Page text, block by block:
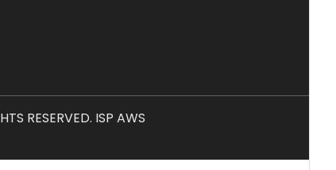
RESERVED. ISP AWS